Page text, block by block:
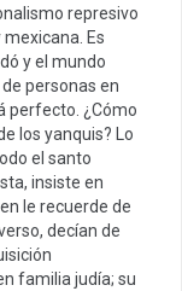
represivo
Es
y el mundo
personas en
perfecto. ¿Cómo
los yanquis? Lo
el santo
insiste en
le recuerde de
decían de
familia judía; su